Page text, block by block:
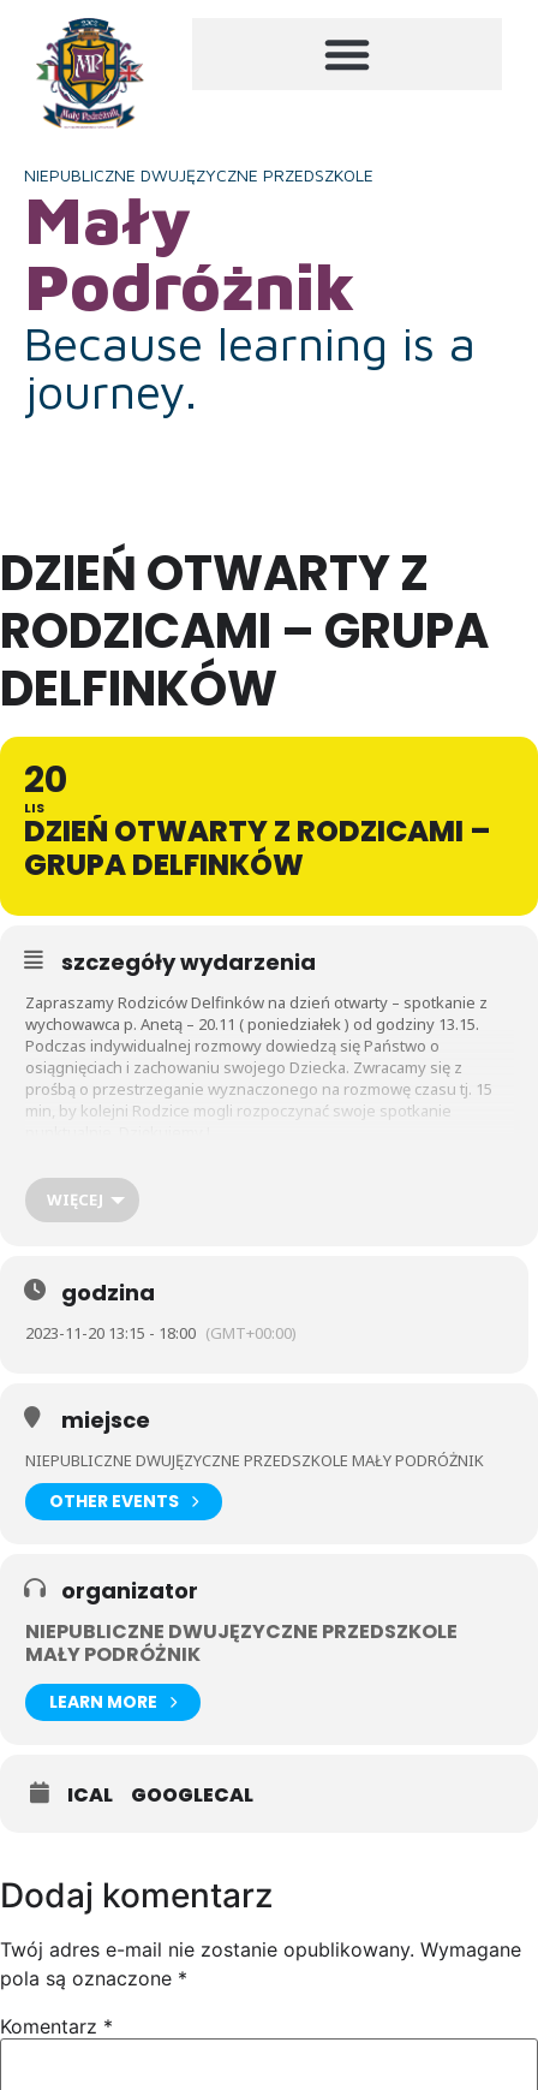
NIEPUBLICZNE DWUJĘZYCZNE PRZEDSZKOLE
Mały
Podróżnik
Because learning is a
journey.
DZIEŃ OTWARTY Z
RODZICAMI – GRUPA
DELFINKÓW
20
LIS
DZIEŃ OTWARTY Z RODZICAMI –
GRUPA DELFINKÓW
szczegóły wydarzenia
Zapraszamy Rodziców Delfinków na dzień otwarty – spotkanie z
wychowawca p. Anetą – 20.11 ( poniedziałek ) od godziny 13.15.
Podczas indywidualnej rozmowy dowiedzą się Państwo o
osiągnięciach i zachowaniu swojego Dziecka. Zwracamy się z
prośbą o przestrzeganie wyznaczonego na rozmowę czasu tj. 15
min, by kolejni Rodzice mogli rozpoczynać swoje spotkanie
zostaną tabela spotkań. Prosimy o wpisywanie nazwiska przy
wybranej godzinie. Informujemy, że kolejny termin może zostać
wyznaczony
WIĘCEJ
godzina
2023-11-20 13:15 - 18:00 (GMT+00:00)
miejsce
NIEPUBLICZNE DWUJĘZYCZNE PRZEDSZKOLE MAŁY PODRÓŻNIK
OTHER EVENTS
organizator
NIEPUBLICZNE DWUJĘZYCZNE PRZEDSZKOLE
MAŁY PODRÓŻNIK
LEARN MORE
ICAL GOOGLECAL
Dodaj komentarz
Twój adres e-mail nie zostanie opublikowany. Wymagane
pola są oznaczone *
Komentarz *